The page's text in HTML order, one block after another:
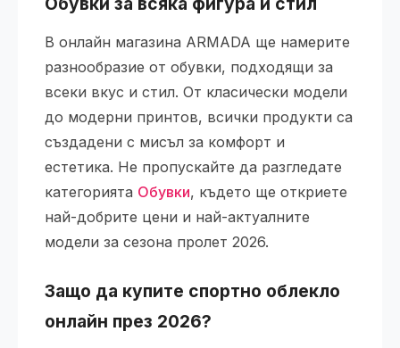
В онлайн магазина ARMADA ще намерите
разнообразие от обувки, подходящи за
всеки вкус и стил. От класически модели
до модерни принтов, всички продукти са
създадени с мисъл за комфорт и
естетика. Не пропускайте да разгледате
категорията Обувки, където ще откриете
най-добрите цени и най-актуалните
модели за сезона пролет 2026.
Защо да купите спортно облекло
онлайн през 2026?